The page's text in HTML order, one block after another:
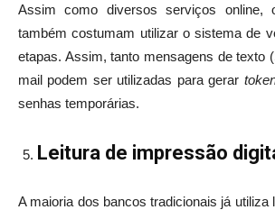
Assim como diversos serviços online,
também costumam utilizar o sistema de
etapas. Assim, tanto mensagens de texto
mail podem ser utilizadas para gerar
senhas temporárias.
Leitura de impressão
A maioria dos bancos tradicionais já utiliza